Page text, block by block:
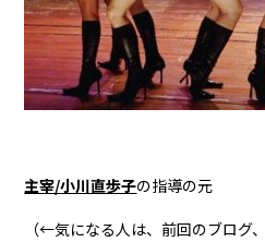
主宰/小川直歩子の指導の元
（←気になる人は、前回のブログ